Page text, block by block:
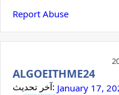
Report Abuse
ALGOEITHME24
آخر تحديث: January 17,